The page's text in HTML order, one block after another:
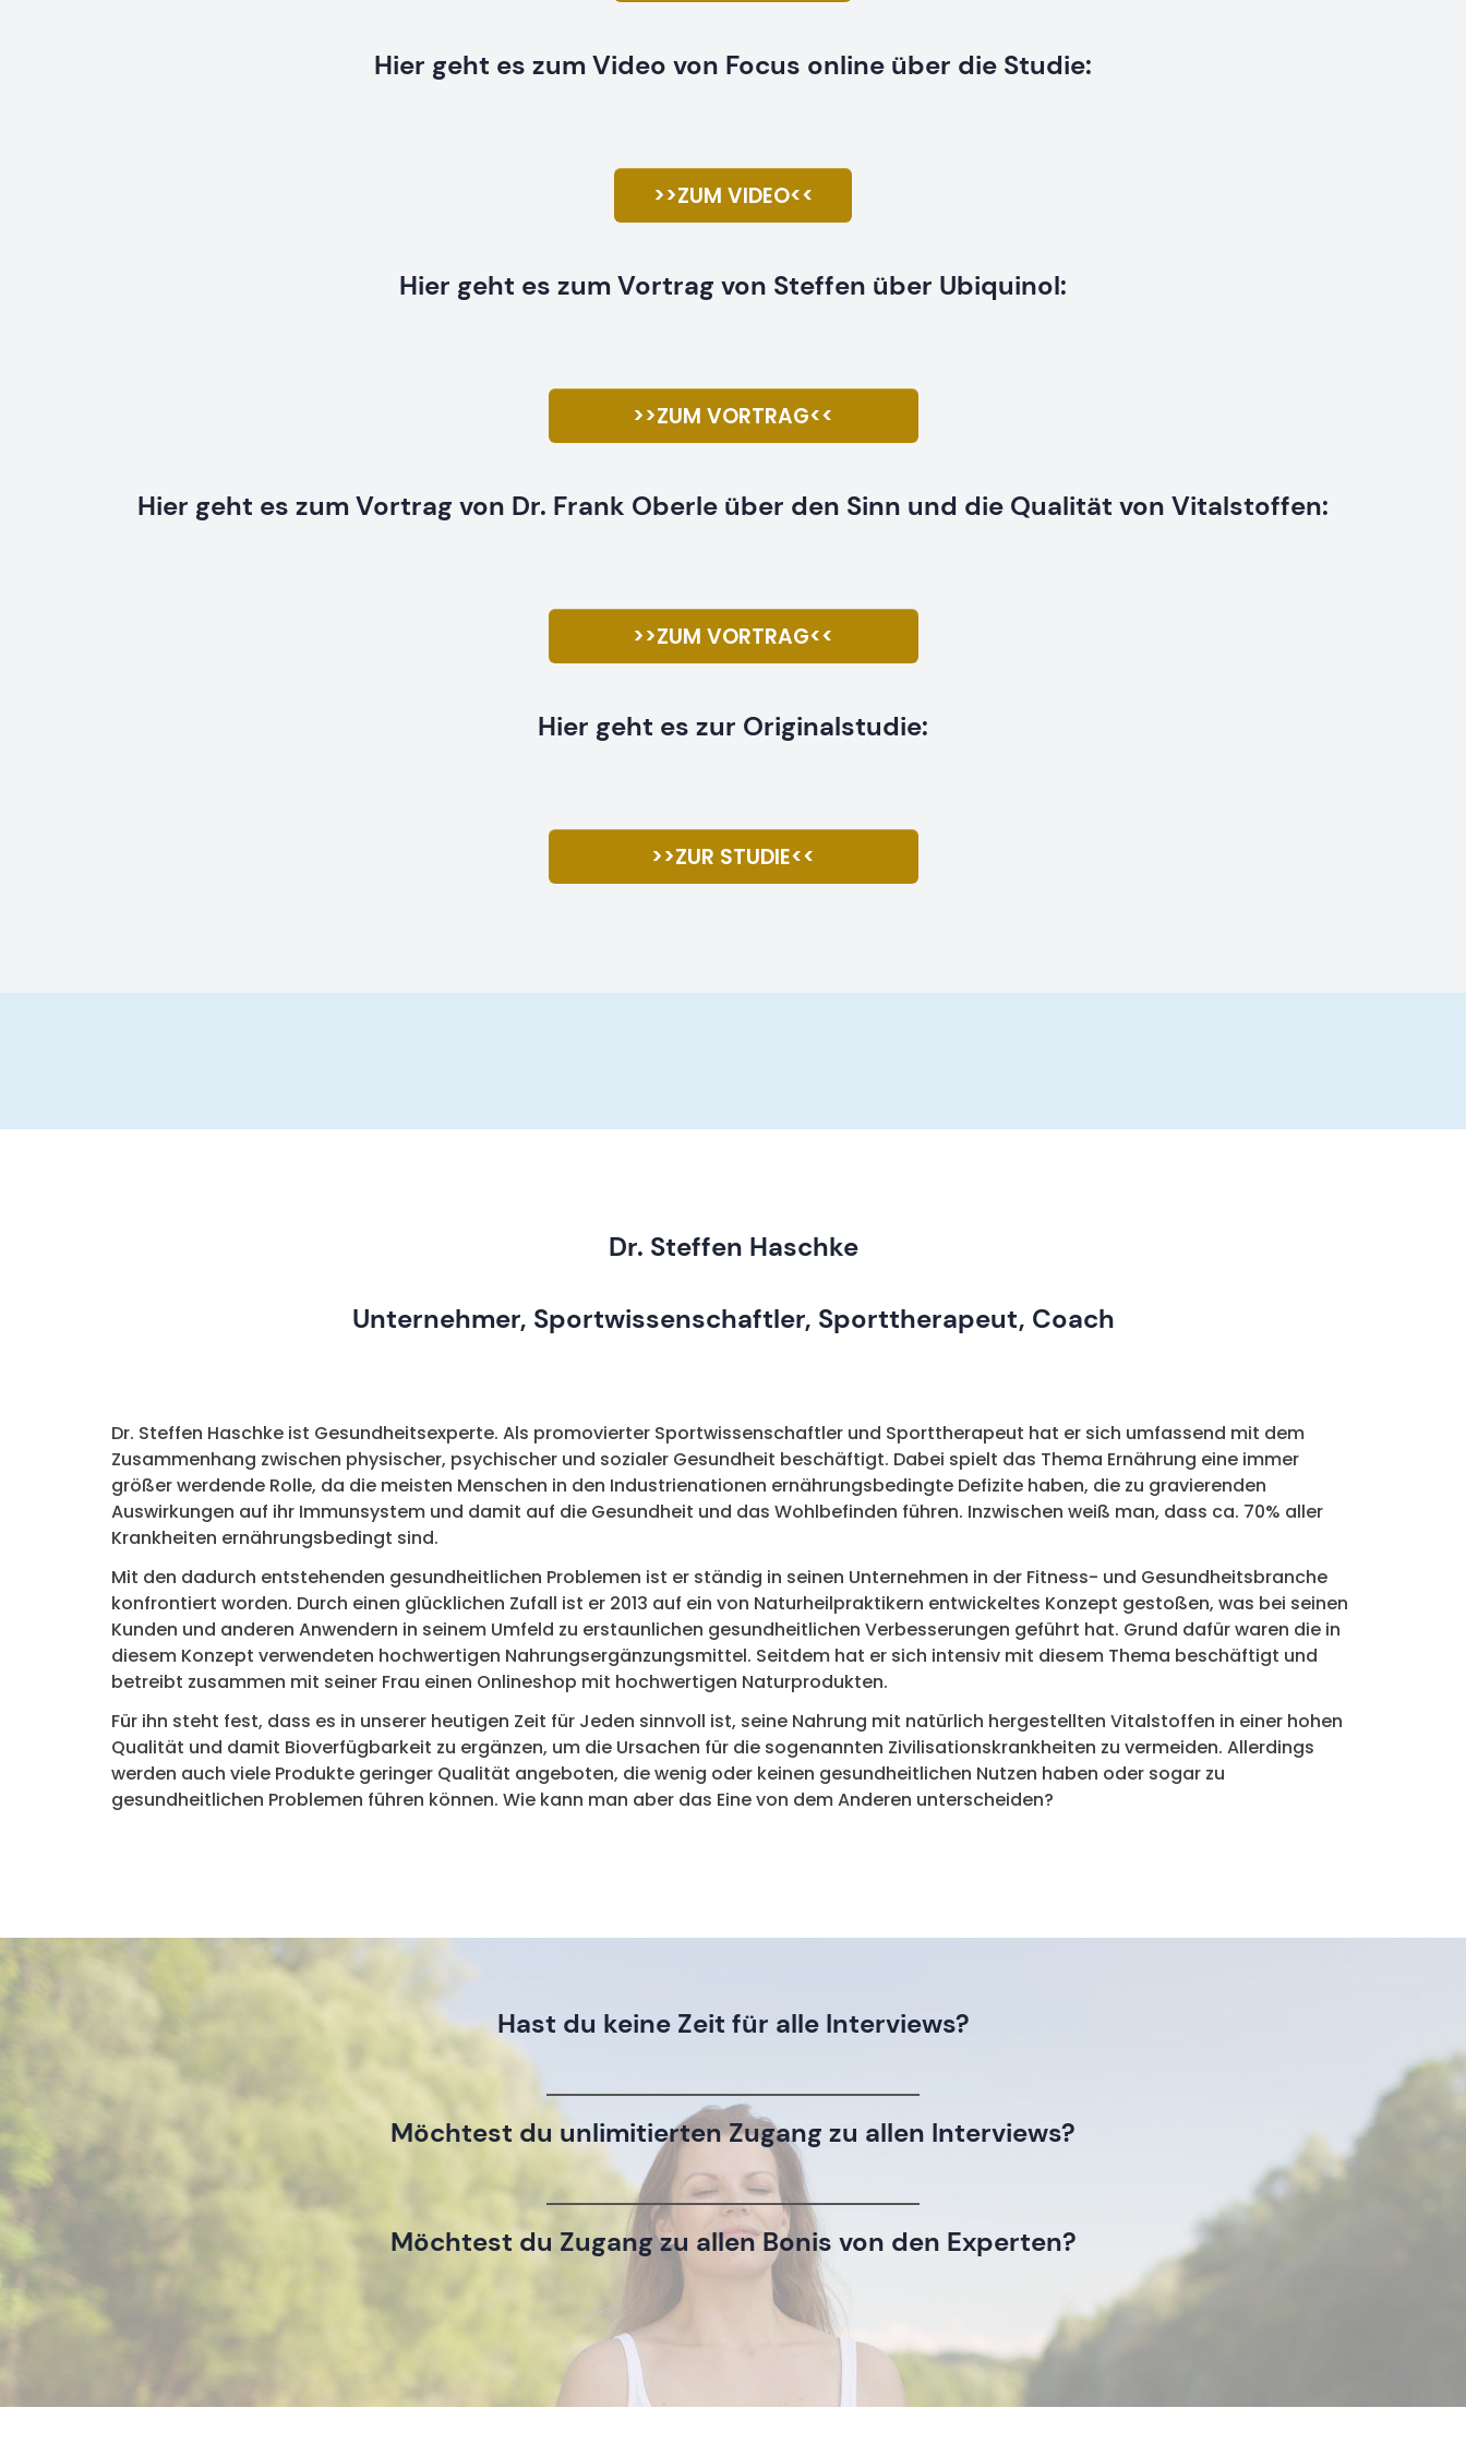
Hier geht es zum Video von Focus online über die Studie:
>>ZUM VIDEO<<
Hier geht es zum Vortrag von Steffen über Ubiquinol:
>>ZUM VORTRAG<<
Hier geht es zum Vortrag von Dr. Frank Oberle über den Sinn und die Qualität von Vitalstoffen:
>>ZUM VORTRAG<<
Hier geht es zur Originalstudie:
>>ZUR STUDIE<<
Dr. Steffen Haschke
Unternehmer, Sportwissenschaftler, Sporttherapeut, Coach
Dr. Steffen Haschke ist Gesundheitsexperte. Als promovierter Sportwissenschaftler und Sporttherapeut hat er sich umfassend mit dem
Zusammenhang zwischen physischer, psychischer und sozialer Gesundheit beschäftigt. Dabei spielt das Thema Ernährung eine immer
größer werdende Rolle, da die meisten Menschen in den Industrienationen ernährungsbedingte Defizite haben, die zu gravierenden
Auswirkungen auf ihr Immunsystem und damit auf die Gesundheit und das Wohlbefinden führen. Inzwischen weiß man, dass ca. 70% aller
Krankheiten ernährungsbedingt sind.
Mit den dadurch entstehenden gesundheitlichen Problemen ist er ständig in seinen Unternehmen in der Fitness- und Gesundheitsbranche
konfrontiert worden. Durch einen glücklichen Zufall ist er 2013 auf ein von Naturheilpraktikern entwickeltes Konzept gestoßen, was bei seinen
Kunden und anderen Anwendern in seinem Umfeld zu erstaunlichen gesundheitlichen Verbesserungen geführt hat. Grund dafür waren die in
diesem Konzept verwendeten hochwertigen Nahrungsergänzungsmittel. Seitdem hat er sich intensiv mit diesem Thema beschäftigt und
betreibt zusammen mit seiner Frau einen Onlineshop mit hochwertigen Naturprodukten.
Für ihn steht fest, dass es in unserer heutigen Zeit für Jeden sinnvoll ist, seine Nahrung mit natürlich hergestellten Vitalstoffen in einer hohen
Qualität und damit Bioverfügbarkeit zu ergänzen, um die Ursachen für die sogenannten Zivilisationskrankheiten zu vermeiden. Allerdings
werden auch viele Produkte geringer Qualität angeboten, die wenig oder keinen gesundheitlichen Nutzen haben oder sogar zu
gesundheitlichen Problemen führen können. Wie kann man aber das Eine von dem Anderen unterscheiden?
Hast du keine Zeit für alle Interviews?
Möchtest du unlimitierten Zugang zu allen Interviews?
Möchtest du Zugang zu allen Bonis von den Experten?